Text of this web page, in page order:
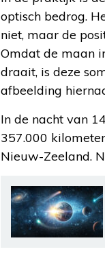
optisch bedrog.
niet, maar de
Omdat de maan
draait, is deze
afbeelding
In de nacht van
357.000
Nieuw-Zeeland.